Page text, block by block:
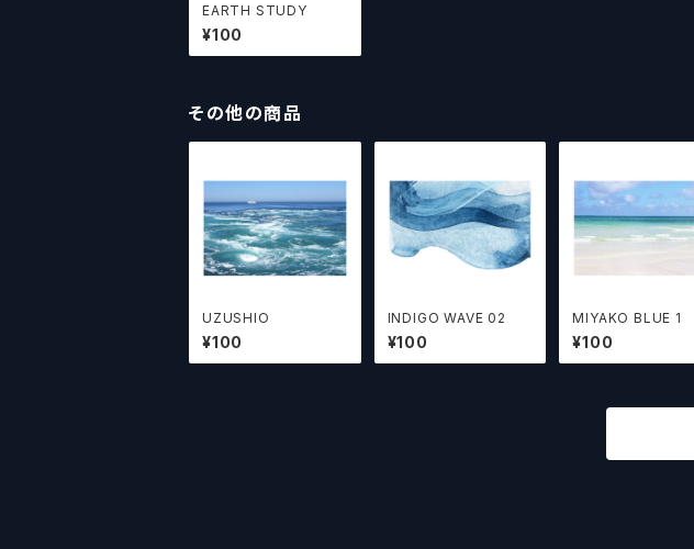
EARTH STUDY
¥100
その他の商品
UZUSHIO
¥100
INDIGO WAVE 02
¥100
MIYAKO BLUE 1
¥100